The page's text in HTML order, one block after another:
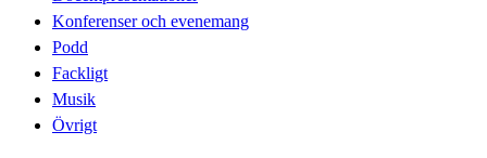
Konferenser och evenemang
Podd
Fackligt
Musik
Övrigt